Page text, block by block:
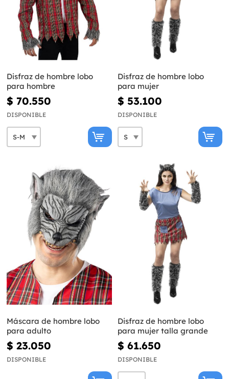
Disfraz de hombre lobo
para hombre
$ 70.550
DISPONIBLE
Disfraz de hombre lobo
para mujer
$ 53.100
DISPONIBLE
Máscara de hombre lobo
para adulto
$ 23.050
DISPONIBLE
Disfraz de hombre lobo
para mujer talla grande
$ 61.650
DISPONIBLE